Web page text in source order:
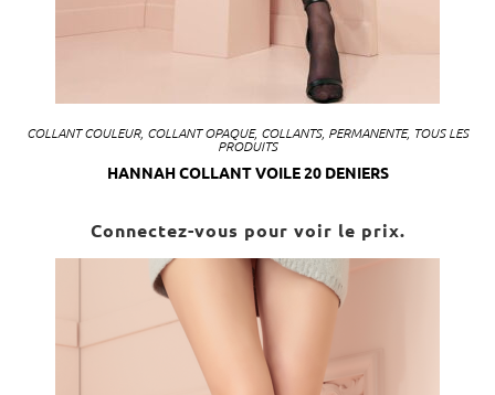
COLLANT COULEUR, COLLANT OPAQUE, COLLANTS, PERMANENTE, TOUS LES
PRODUITS
HANNAH COLLANT VOILE 20 DENIERS
Connectez-vous pour voir le prix.